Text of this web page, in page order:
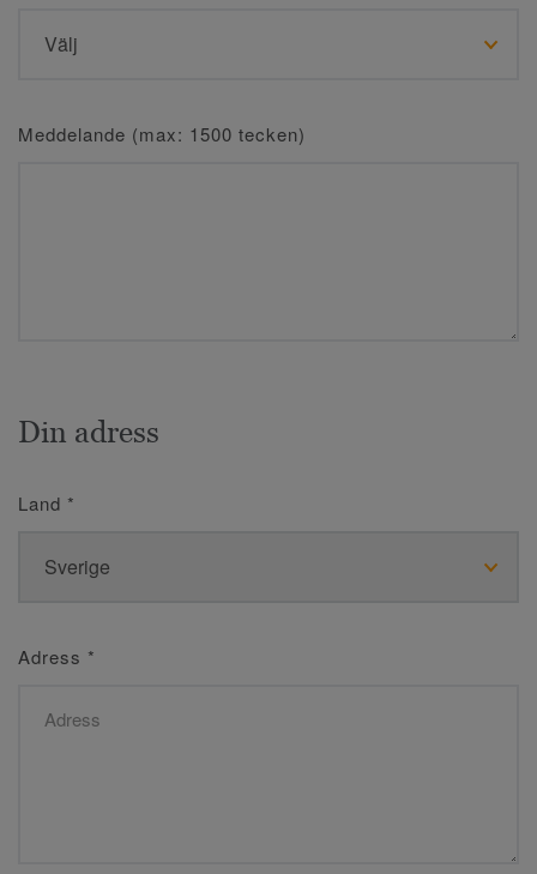
Meddelande (max: 1500 tecken)
Din adress
Land *
Adress *